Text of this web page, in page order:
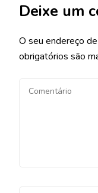
Deixe um
O seu endereço
obrigatórios são